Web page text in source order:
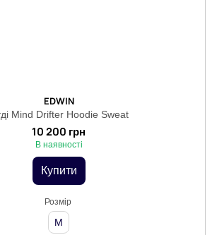
EDWIN
Mind Drifter Hoodie Sweat
10 200 грн
В наявності
Купити
Розмір
M